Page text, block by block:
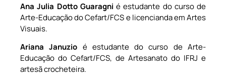
Ana Julia Dotto Guaragni é estudante do curso de
Arte-Educação do Cefart/FCS e licencianda em Artes
Visuais.
Ariana Januzio é estudante do curso de Arte-
Educação do Cefart/FCS, de Artesanato do IFRJ e
artesã crocheteira.